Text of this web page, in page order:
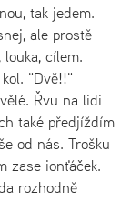
tak jedem.
ale prostě
cílem.
"Dvě!!"
Řvu na lidi
také předjíždím
od nás. Trošku
zase ionťáček.
rozhodně